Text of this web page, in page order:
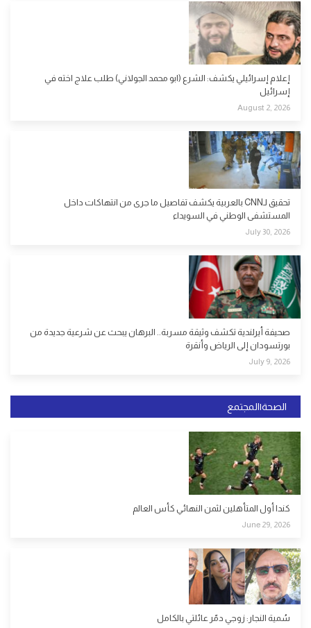
إعلام إسرائيلي يكشف: الشرع (ابو محمد الجولاني) طلب علاج اخته في
إسرائيل
August 2, 2026
تحقيق لـCNN بالعربية يكشف تفاصيل ما جرى من انتهاكات داخل
المستشفى الوطني في السويداء
July 30, 2026
صحيفة أيرلندية تكشف وثيقة مسربة.. البرهان يبحث عن شرعية جديدة من
بورتسودان إلى الرياض وأنقرة
July 9, 2026
الصحة|المجتمع
كندا أول المتأهلين لثمن النهائي كأس العالم
June 29, 2026
سُمية النجار: زوجي دمّر عائلتي بالكامل